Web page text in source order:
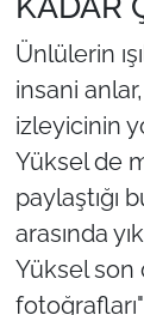
Ünlülerin
insani
izleyicinin
Yüksel de
paylaştığı
arasında
Yüksel son